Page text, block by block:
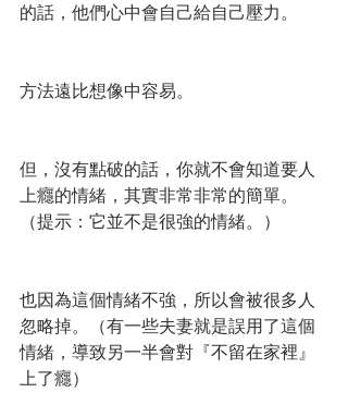
的話，他們心中會自己給自己壓力。
方法遠比想像中容易。
但，沒有點破的話，你就不會知道要人
上癮的情緒，其實非常非常的簡單。
（提示：它並不是很強的情緒。）
也因為這個情緒不強，所以會被很多人
忽略掉。（有一些夫妻就是誤用了這個
情緒，導致另一半會對『不留在家裡』
上了癮）